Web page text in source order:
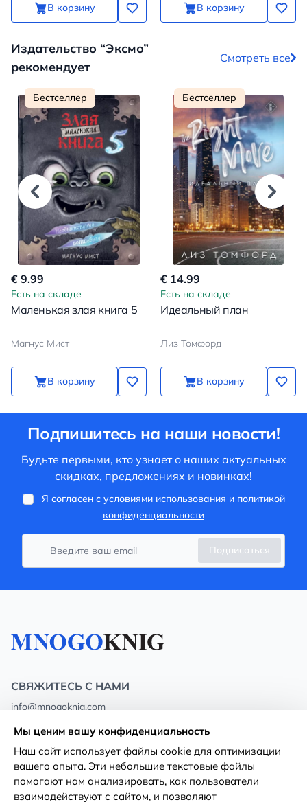
В корзину В корзину
Издательство “Эксмо”
рекомендует
Смотреть все
Бестселлер
€ 9.99
Есть на складе
Маленькая злая книга 5
Магнус Мист
В корзину
Бестселлер
€ 14.99
Есть на складе
Идеальный план
Лиз Томфорд
В корзину
Подпишитесь на наши новости!
Будьте первыми, кто узнает о наших актуальных
скидках, предложениях и новинках!
Я согласен с условиями использования и политикой
конфиденциальности
Подписаться
СВЯЖИТЕСЬ С НАМИ
info@mnogoknig.com
Rīga, Augusta Deglava 69d, LV-1082
О нас
Политика
конфиденциальности
Мы ценим вашу конфиденциальность
Наш сайт использует файлы cookie для оптимизации
вашего опыта. Эти небольшие текстовые файлы
помогают нам анализировать, как пользователи
взаимодействуют с сайтом, и позволяют